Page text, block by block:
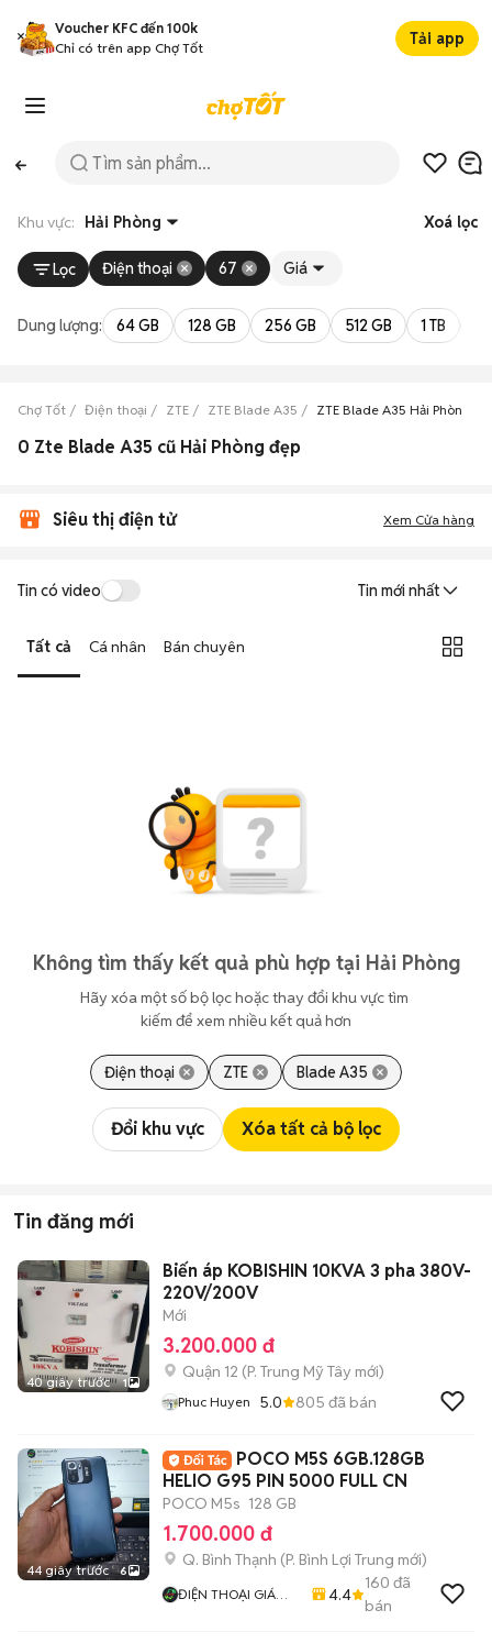
Voucher KFC đến 100k
Chỉ có trên app Chợ Tốt
Tải app
Khu vực: Hải Phòng Xoá lọc
Lọc Điện thoại 67 Giá
Dung lượng: 64 GB 128 GB 256 GB 512 GB 1 TB
Chợ Tốt Điện thoại ZTE ZTE Blade A35 ZTE Blade A35 Hải Phòng
0 Zte Blade A35 cũ Hải Phòng đẹp
Siêu thị điện tử Xem Cửa hàng
Tin có video Tin mới nhất
Tất cả Cá nhân Bán chuyên
Không tìm thấy kết quả phù hợp tại Hải Phòng
Hãy xóa một số bộ lọc hoặc thay đổi khu vực tìm
kiếm để xem nhiều kết quả hơn
Điện thoại ZTE Blade A35
Đổi khu vực Xóa tất cả bộ lọc
Tin đăng mới
40 giây trước 1
Biến áp KOBISHIN 10KVA 3 pha 380V-
220V/200V
Mới
3.200.000 đ
Quận 12 (P. Trung Mỹ Tây mới)
Phuc Huyen 5.0 805 đã bán
44 giây trước 6
POCO M5S 6GB.128GB
HELIO G95 PIN 5000 FULL CN
POCO M5s 128 GB
1.700.000 đ
Q. Bình Thạnh (P. Bình Lợi Trung mới)
ĐIỆN THOẠI GIÁ
4.4
160 đã
bán